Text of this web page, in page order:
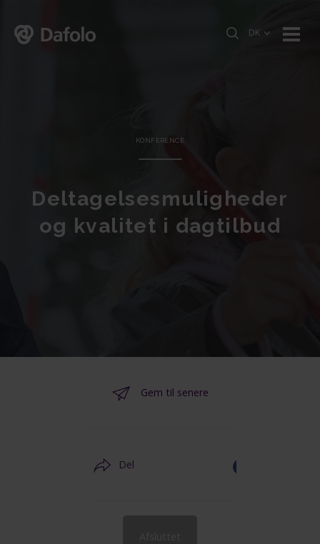
DK
KONFERENCE
Deltagelsesmuligheder
og kvalitet i dagtilbud
Gem til senere
Del